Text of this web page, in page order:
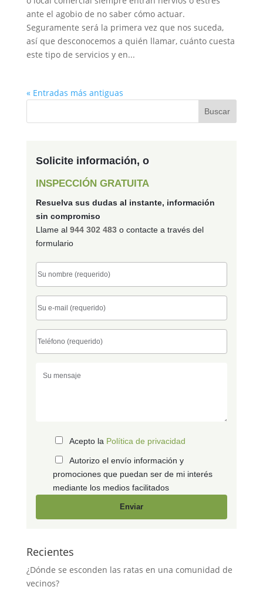
ante el agobio de no saber cómo actuar.
Seguramente será la primera vez que nos suceda,
así que desconocemos a quién llamar, cuánto cuesta
este tipo de servicios y en...
« Entradas más antiguas
Solicite información, o
INSPECCIÓN GRATUITA
Resuelva sus dudas al instante, información
sin compromiso
Llame al 944 302 483 o contacte a través del
formulario
Acepto la Política de privacidad
Autorizo el envío información y
promociones que puedan ser de mi interés
mediante los medios facilitados
Recientes
¿Dónde se esconden las ratas en una comunidad de
vecinos?